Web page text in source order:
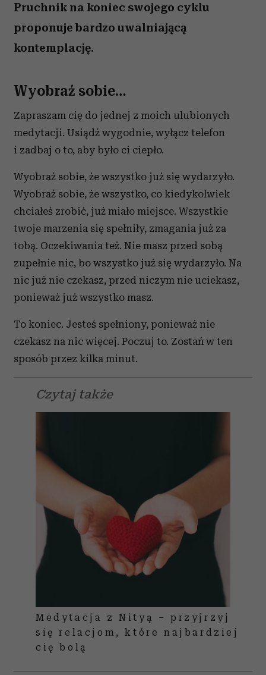
Pruchnik na koniec swojego cyklu
proponuje bardzo uwalniającą
kontemplację.
Wyobraź sobie…
Zapraszam cię do jednej z moich ulubionych
medytacji. Usiądź wygodnie, wyłącz telefon
i zadbaj o to, aby było ci ciepło.
Wyobraź sobie, że wszystko już się wydarzyło.
Wyobraź sobie, że wszystko, co kiedykolwiek
chciałeś zrobić, już miało miejsce. Wszystkie
twoje marzenia się spełniły, zmagania już za
tobą. Oczekiwania też. Nie masz przed sobą
zupełnie nic, bo wszystko już się wydarzyło. Na
nic już nie czekasz, przed niczym nie uciekasz,
ponieważ już wszystko masz.
To koniec. Jesteś spełniony, ponieważ nie
czekasz na nic więcej. Poczuj to. Zostań w ten
sposób przez kilka minut.
Czytaj także
Medytacja z Nityą – przyjrzyj
się relacjom, które najbardziej
cię bolą